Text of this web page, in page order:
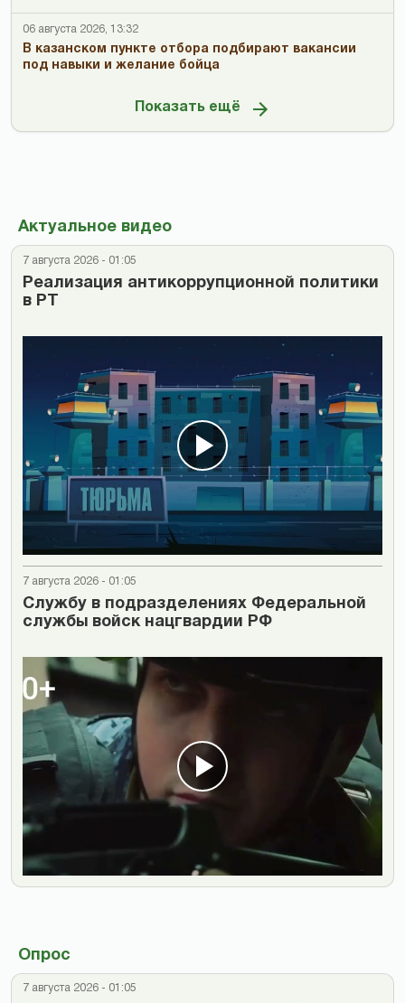
06 августа 2026, 13:32
В казанском пункте отбора подбирают вакансии
под навыки и желание бойца
Показать ещё
Актуальное видео
7 августа 2026 - 01:05
Реализация антикоррупционной политики
в РТ
7 августа 2026 - 01:05
Cлужбу в подразделениях Федеральной
службы войск нацгвардии РФ
Опрос
7 августа 2026 - 01:05